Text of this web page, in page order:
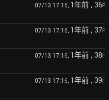
07/13 17:16, 1年前 , 36F
07/13 17:16, 1年前 , 37F
07/13 17:16, 1年前 , 38F
07/13 17:16, 1年前 , 39F